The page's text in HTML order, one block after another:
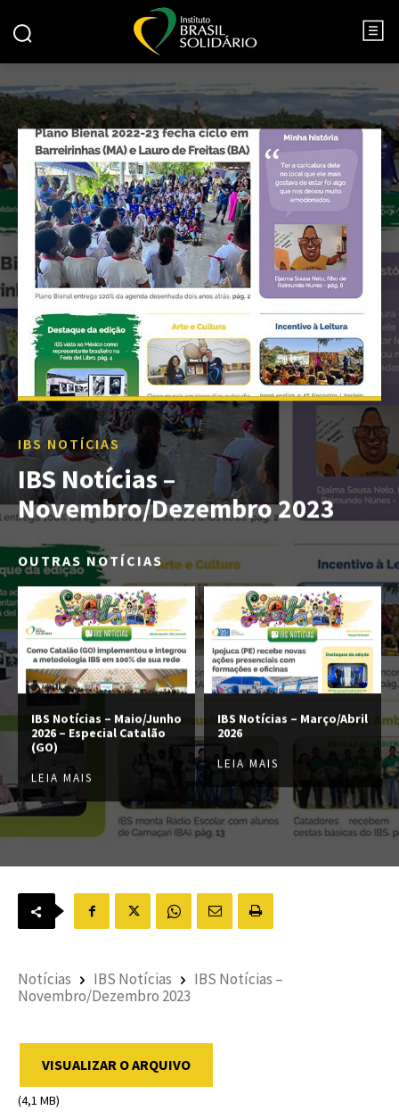
IBS NOTÍCIAS
IBS Notícias –
Novembro/Dezembro 2023
OUTRAS NOTÍCIAS
IBS Notícias – Maio/Junho
2026 – Especial Catalão
(GO)
LEIA MAIS
IBS Notícias – Março/Abril
2026
LEIA MAIS
Notícias IBS Notícias
IBS Notícias –
Novembro/Dezembro 2023
VISUALIZAR O ARQUIVO
(4,1 MB)